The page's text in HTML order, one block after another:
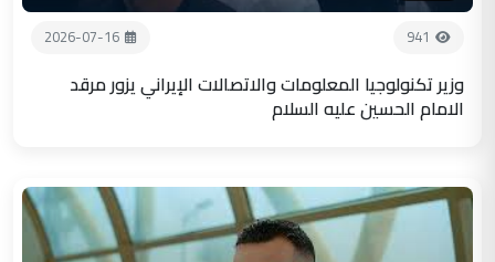
941
2026-07-16
وزير تكنولوجيا المعلومات والاتصالات الإيراني يزور مرقد
الامام الحسين عليه السلام